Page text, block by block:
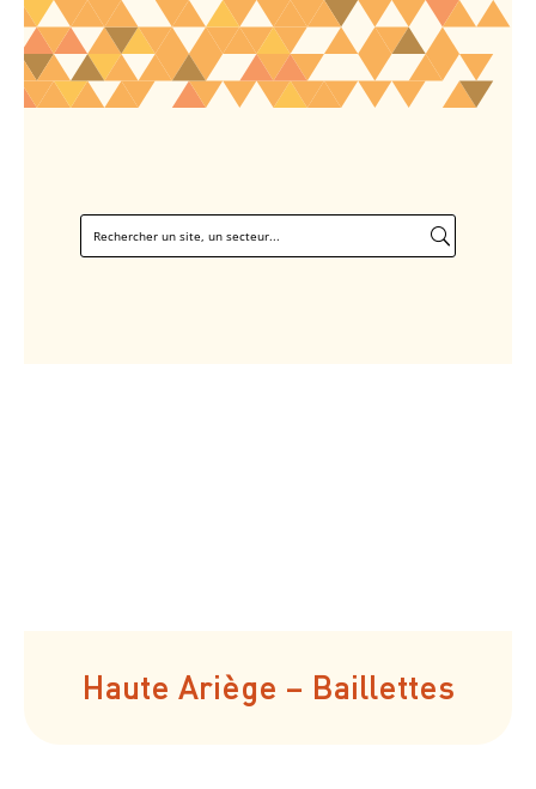
Haute Ariège – Baillettes